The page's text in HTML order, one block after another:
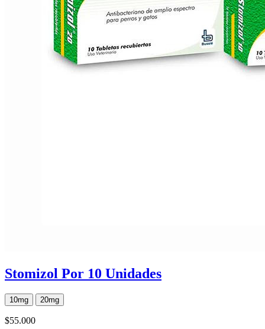
Stomizol Por 10 Unidades
10mg 20mg
$55.000